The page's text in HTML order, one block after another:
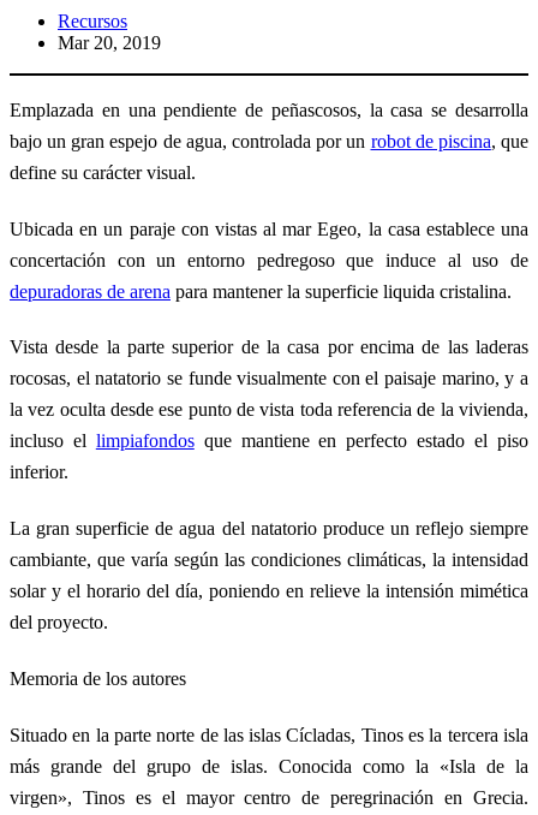
Recursos
Mar 20, 2019
Emplazada en una pendiente de peñascosos, la casa se desarrolla
bajo un gran espejo de agua, controlada por un robot de piscina, que
define su carácter visual.
Ubicada en un paraje con vistas al mar Egeo, la casa establece una
concertación con un entorno pedregoso que induce al uso de
depuradoras de arena para mantener la superficie liquida cristalina.
Vista desde la parte superior de la casa por encima de las laderas
rocosas, el natatorio se funde visualmente con el paisaje marino, y a
la vez oculta desde ese punto de vista toda referencia de la vivienda,
incluso el limpiafondosque mantiene en perfecto estado el piso
inferior.
La gran superficie de agua del natatorio produce un reflejo siempre
cambiante, que varía según las condiciones climáticas, la intensidad
solar y el horario del día, poniendo en relieve la intensión mimética
del proyecto.
Memoria de los autores
Situado en la parte norte de las islas Cícladas, Tinos es la tercera isla
más grande del grupo de islas. Conocida como la «Isla de la
virgen», Tinos es el mayor centro de peregrinación en Grecia.